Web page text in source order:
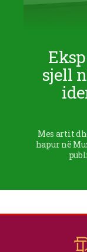
sjell
Mes artit
hapur në